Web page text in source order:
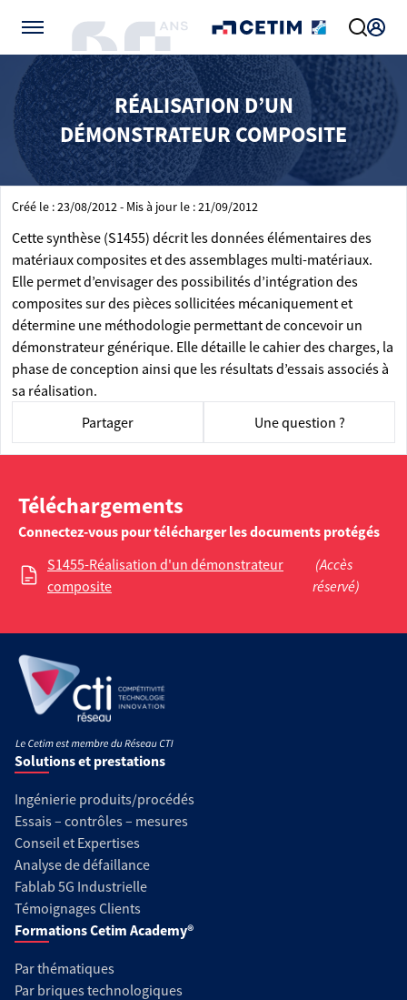
RÉALISATION D’UN
DÉMONSTRATEUR COMPOSITE
Créé le : 23/08/2012 - Mis à jour le : 21/09/2012
Cette synthèse (S1455) décrit les données élémentaires des
matériaux composites et des assemblages multi-matériaux.
Elle permet d’envisager des possibilités d’intégration des
composites sur des pièces sollicitées mécaniquement et
détermine une méthodologie permettant de concevoir un
démonstrateur générique. Elle détaille le cahier des charges, la
phase de conception ainsi que les résultats d’essais associés à
sa réalisation.
Partager
Une question ?
Téléchargements
Connectez-vous pour télécharger les documents protégés
S1455-Réalisation d'un démonstrateur
composite
(Accès
réservé)
Solutions et prestations
Ingénierie produits/procédés
Essais – contrôles – mesures
Conseil et Expertises
Analyse de défaillance
Fablab 5G Industrielle
Témoignages Clients
Formations Cetim Academy®
Par thématiques
Par briques technologiques